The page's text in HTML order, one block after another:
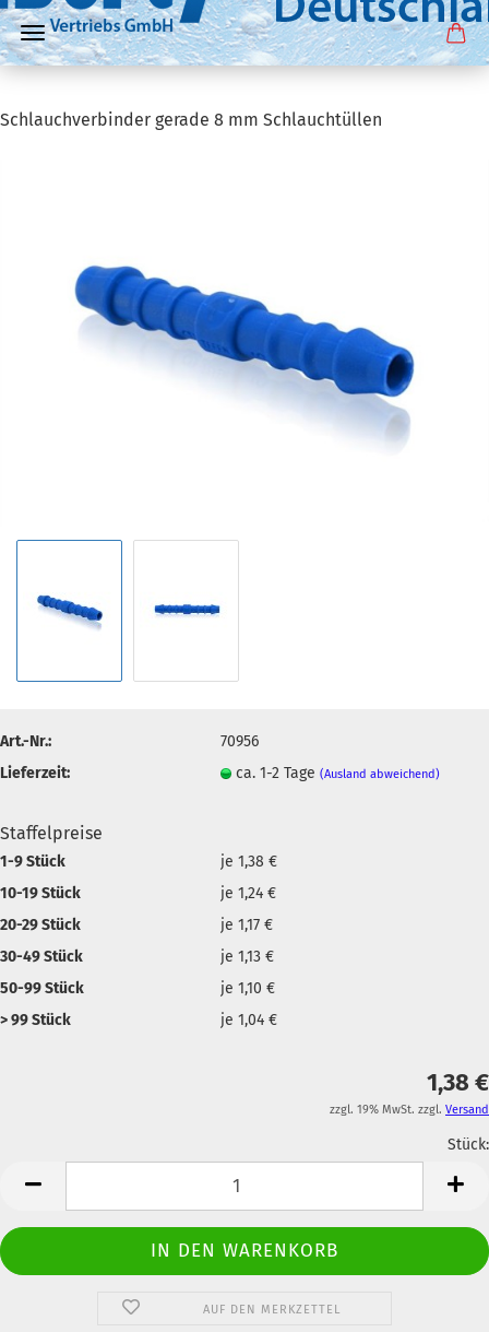
Schlauchverbinder gerade 8 mm Schlauchtüllen
Art.-Nr.:
70956
Lieferzeit:
ca. 1-2 Tage (Ausland abweichend)
Staffelpreise
1-9 Stück
je 1,38 €
10-19 Stück
je 1,24 €
20-29 Stück
je 1,17 €
30-49 Stück
je 1,13 €
50-99 Stück
je 1,10 €
> 99 Stück
je 1,04 €
1,38 €
zzgl. 19% MwSt. zzgl. Versand
Stück:
AUF DEN MERKZETTEL